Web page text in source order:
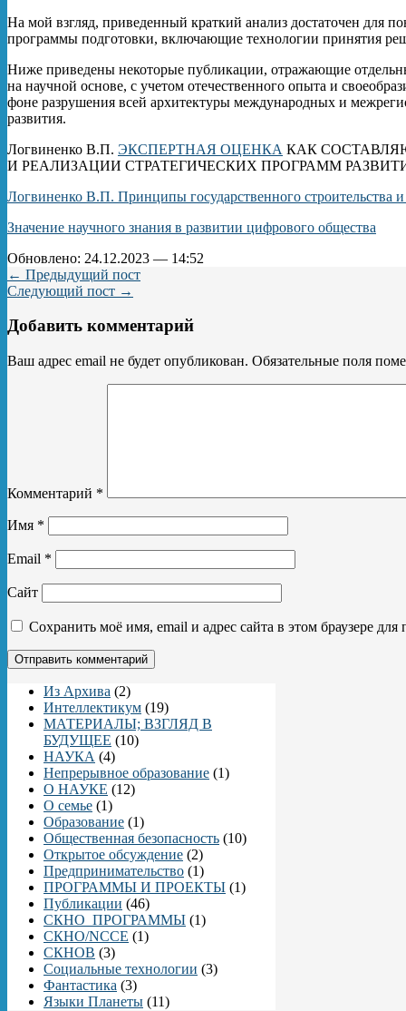
На мой взгляд, приведенный краткий анализ достаточен для
программы подготовки, включающие технологии принятия
Ниже приведены некоторые публикации, отражающие
на научной основе, с учетом отечественного опыта и
фоне разрушения всей архитектуры международных и
развития.
Логвиненко В.П. ЭКСПЕРТНАЯ ОЦЕНКА КАК
И РЕАЛИЗАЦИИ СТРАТЕГИЧЕСКИХ ПРОГРАММ
Логвиненко В.П. Принципы государственного строительства
Значение научного знания в развитии цифрового общества
Обновлено: 24.12.2023 — 14:52
← Предыдущий пост
Следующий пост →
Добавить комментарий
Ваш адрес email не будет опубликован. Обязательные поля
Комментарий *
Имя *
Email *
Сайт
Сохранить моё имя, email и адрес сайта в этом браузере
Из Архива (2)
Интеллектикум (19)
МАТЕРИАЛЫ; ВЗГЛЯД В
БУДУЩЕЕ (10)
НАУКА (4)
Непрерывное образование (1)
О НАУКЕ (12)
О семье (1)
Образование (1)
Общественная безопасность (10)
Открытое обсуждение (2)
Предпринимательство (1)
ПРОГРАММЫ И ПРОЕКТЫ (1)
Публикации (46)
СКНО_ПРОГРАММЫ (1)
СКНО/NCCE (1)
СКНОВ (3)
Социальные технологии (3)
Фантастика (3)
Языки Планеты (11)